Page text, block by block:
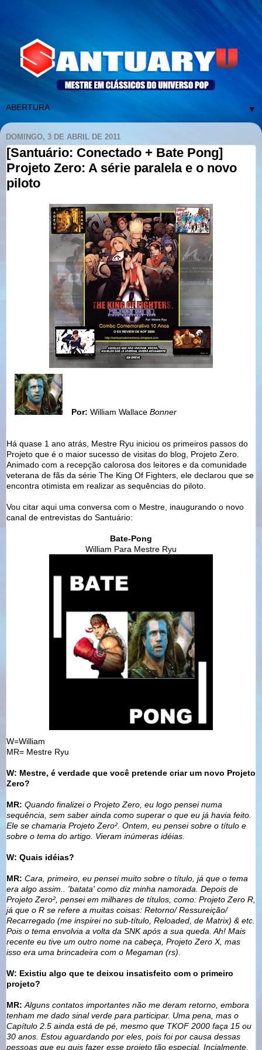
▼
DOMINGO, 3 DE ABRIL DE 2011
[Santuário: Conectado + Bate Pong]
Projeto Zero: A série paralela e o novo
piloto
Por: William Wallace Bonner
Há quase 1 ano atrás, Mestre Ryu iniciou os primeiros passos do
Projeto que é o maior sucesso de visitas do blog, Projeto Zero.
Animado com a recepção calorosa dos leitores e da comunidade
veterana de fãs da série The King Of Fighters, ele declarou que se
encontra otimista em realizar as sequências do piloto.
Vou citar aqui uma conversa com o Mestre, inaugurando o novo
canal de entrevistas do Santuário:
Bate-Pong
William Para Mestre Ryu
W=William
MR= Mestre Ryu
W: Mestre, é verdade que você pretende criar um novo Projeto
Zero?
MR: Quando finalizei o Projeto Zero, eu logo pensei numa
sequência, sem saber ainda como superar o que eu já havia feito.
Ele se chamaria Projeto Zero². Ontem, eu pensei sobre o título e
sobre o tema do artigo. Vieram inúmeras idéias.
W: Quais idéias?
MR: Cara, primeiro, eu pensei muito sobre o título, já que o tema
era algo assim.. 'batata' como diz minha namorada. Depois de
Projeto Zero², pensei em milhares de títulos, como: Projeto Zero R,
já que o R se refere a muitas coisas: Retorno/ Ressureição/
Recarregado (me inspirei no sub-título, Reloaded, de Matrix) & etc.
Pois o tema envolvia a volta da SNK após a sua queda. Ah! Mais
recente eu tive um outro nome na cabeça, Projeto Zero X, mas
isso era uma brincadeira com o Megaman (rs).
W: Existiu algo que te deixou insatisfeito com o primeiro
projeto?
MR: Alguns contatos importantes não me deram retorno, embora
tenham me dado sinal verde para participar. Uma pena, mas o
Capítulo 2.5 ainda está de pé, mesmo que TKOF 2000 faça 15 ou
30 anos. Estou aguardando por eles, pois foi por causa dessas
pessoas que eu quis fazer esse projeto tão especial. Incialmente,